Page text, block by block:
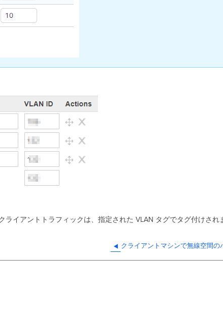
イアントトラフィックは、指定された VLAN タグでタグ付けされ